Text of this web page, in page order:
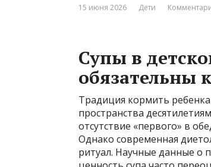
15 июня 2026 Дети
Супы в
обязательны
Традиция кормить
пространства
отсутствие «первого» в
Однако современная
ритуал. Научные данные о